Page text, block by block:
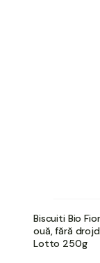
Biscuiti Bio
ouă, fără
Lotto 250g